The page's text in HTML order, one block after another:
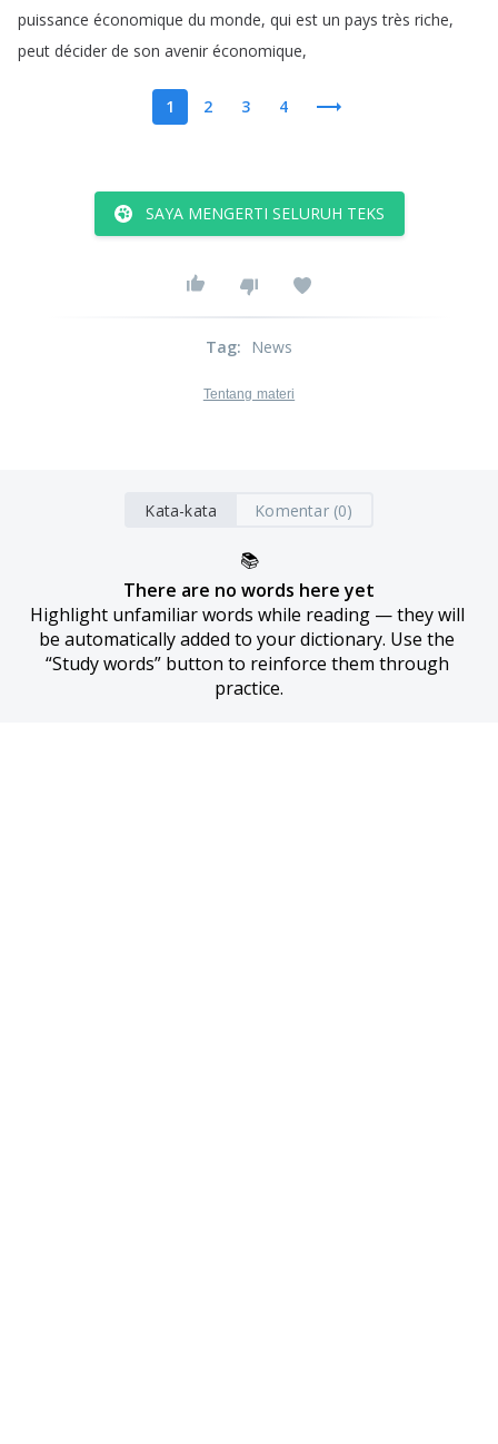
puissance économique du monde, qui est un pays très riche,
peut décider de son avenir économique,
1 2 3 4
SAYA MENGERTI SELURUH TEKS
Tag: News
Tentang materi
Kata-kata Komentar (0)
📚
There are no words here yet
Highlight unfamiliar words while reading — they will
be automatically added to your dictionary. Use the
“Study words” button to reinforce them through
practice.